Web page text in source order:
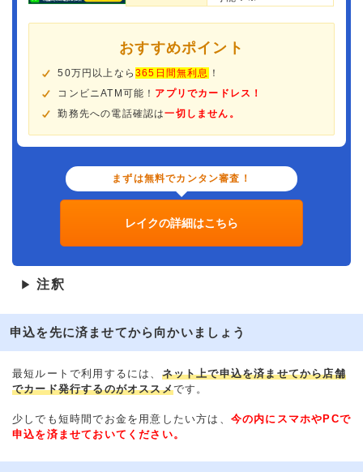
おすすめポイント
50万円以上なら365日間無利息 ！
コンビニATM可能！ アプリでカードレス！
勤務先への電話確認は一切しません。
まずは無料でカンタン審査！
レイクの詳細はこちら
▶ 注釈
申込を先に済ませてから向かいましょう
最短ルートで利用するには、 ネット上で申込を済ませてから店舗
でカード発行するのがオススメです。
少しでも短時間でお金を用意したい方は、 今の内にスマホやPCで
申込を済ませておいてください。